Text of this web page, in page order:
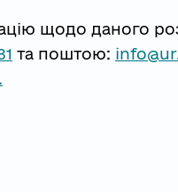
щодо даного
та поштою: